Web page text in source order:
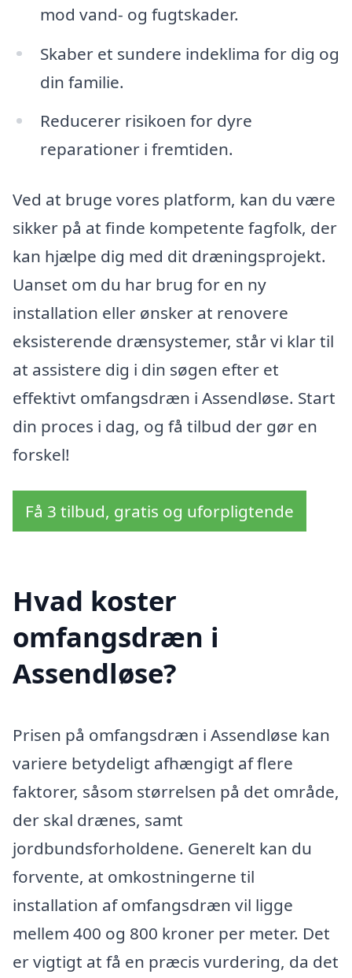
mod vand- og fugtskader.
Skaber et sundere indeklima for dig og
din familie.
Reducerer risikoen for dyre
reparationer i fremtiden.
Ved at bruge vores platform, kan du være
sikker på at finde kompetente fagfolk, der
kan hjælpe dig med dit dræningsprojekt.
Uanset om du har brug for en ny
installation eller ønsker at renovere
eksisterende drænsystemer, står vi klar til
at assistere dig i din søgen efter et
effektivt omfangsdræn i Assendløse. Start
din proces i dag, og få tilbud der gør en
forskel!
Få 3 tilbud, gratis og uforpligtende
Hvad koster
omfangsdræn i
Assendløse?
Prisen på omfangsdræn i Assendløse kan
variere betydeligt afhængigt af flere
faktorer, såsom størrelsen på det område,
der skal drænes, samt
jordbundsforholdene. Generelt kan du
forvente, at omkostningerne til
installation af omfangsdræn vil ligge
mellem 400 og 800 kroner per meter. Det
er vigtigt at få en præcis vurdering, da det